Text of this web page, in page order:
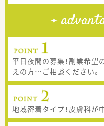
平日夜間の募集！副業希望
えの方…ご相談ください。
地域密着タイプ！皮膚科が